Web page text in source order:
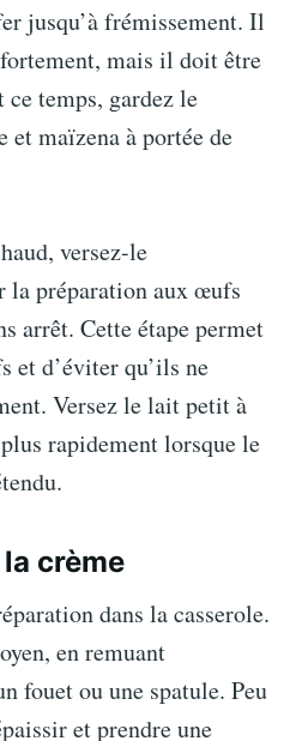
jusqu’à frémissement. Il
mais il doit être
ce temps, gardez le
et maïzena à portée de
versez-le
la préparation aux œufs
arrêt. Cette étape permet
et d’éviter qu’ils ne
Versez le lait petit à
rapidement lorsque le
crème
dans la casserole.
en remuant
fouet ou une spatule. Peu
et prendre une